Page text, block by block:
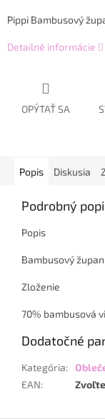
Pippi Bambusový
Detailné informácie
OPÝTAŤ SA
Popis Diskusia
Podrobný
Popis
Bambusový
Zloženie
70% bambusová
Dodatočné
Kategória:
EAN: